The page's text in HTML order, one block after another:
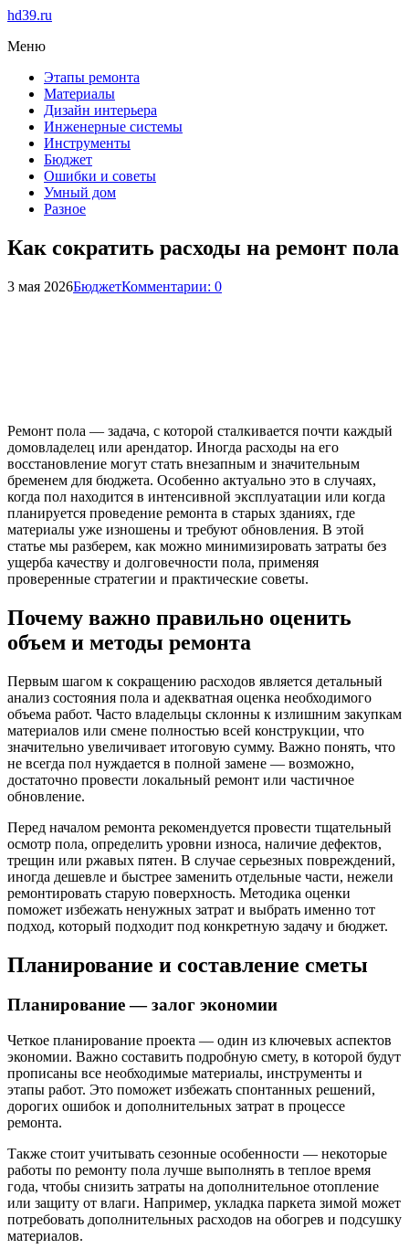
hd39.ru
Меню
Этапы ремонта
Материалы
Дизайн интерьера
Инженерные системы
Инструменты
Бюджет
Ошибки и советы
Умный дом
Разное
Как сократить расходы на ремонт пола
3 мая 2026БюджетКомментарии: 0
Ремонт пола — задача, с которой сталкивается почти каждый
домовладелец или арендатор. Иногда расходы на его
восстановление могут стать внезапным и значительным
бременем для бюджета. Особенно актуально это в случаях,
когда пол находится в интенсивной эксплуатации или когда
планируется проведение ремонта в старых зданиях, где
материалы уже изношены и требуют обновления. В этой
статье мы разберем, как можно минимизировать затраты без
ущерба качеству и долговечности пола, применяя
проверенные стратегии и практические советы.
Почему важно правильно оценить
объем и методы ремонта
Первым шагом к сокращению расходов является детальный
анализ состояния пола и адекватная оценка необходимого
объема работ. Часто владельцы склонны к излишним закупкам
материалов или смене полностью всей конструкции, что
значительно увеличивает итоговую сумму. Важно понять, что
не всегда пол нуждается в полной замене — возможно,
достаточно провести локальный ремонт или частичное
обновление.
Перед началом ремонта рекомендуется провести тщательный
осмотр пола, определить уровни износа, наличие дефектов,
трещин или ржавых пятен. В случае серьезных повреждений,
иногда дешевле и быстрее заменить отдельные части, нежели
ремонтировать старую поверхность. Методика оценки
поможет избежать ненужных затрат и выбрать именно тот
подход, который подходит под конкретную задачу и бюджет.
Планирование и составление сметы
Планирование — залог экономии
Четкое планирование проекта — один из ключевых аспектов
экономии. Важно составить подробную смету, в которой будут
прописаны все необходимые материалы, инструменты и
этапы работ. Это поможет избежать спонтанных решений,
дорогих ошибок и дополнительных затрат в процессе
ремонта.
Также стоит учитывать сезонные особенности — некоторые
работы по ремонту пола лучше выполнять в теплое время
года, чтобы снизить затраты на дополнительное отопление
или защиту от влаги. Например, укладка паркета зимой может
потребовать дополнительных расходов на обогрев и подсушку
материалов.